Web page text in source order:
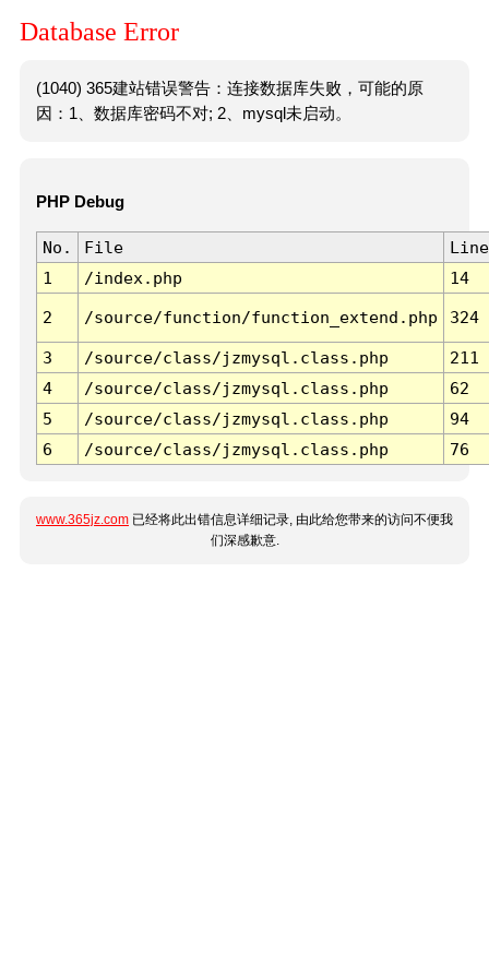
Database Error
(1040) 365建站错误警告：连接数据库失败，可能的原
因：1、数据库密码不对; 2、mysql未启动。
PHP Debug
No. File
Line
1
/index.php 14
2 /source/function/function_extend.php 324
3 /source/class/jzmysql.class.php
211
4
/source/class/jzmysql.class.php
62
5
/source/class/jzmysql.class.php
94
6
/source/class/jzmysql.class.php 76
www.365jz.com 已经将此出错信息详细记录, 由此给您带来的访问不便我
们深感歉意.